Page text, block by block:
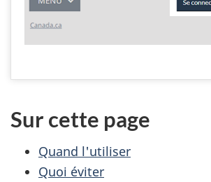
Sur cette page
Quand l'utiliser
Quoi éviter